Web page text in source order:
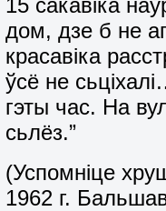
дом, дзе б не
красавіка
ўсё не
гэты час. На
сьлёз.”
(Успомніце
1962 г.